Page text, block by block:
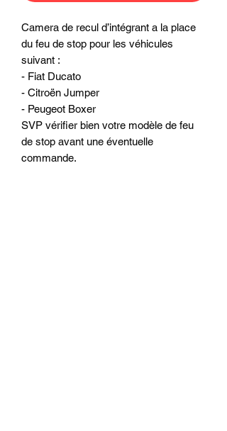
Camera de recul d’intégrant a la place
du feu de stop pour les véhicules
suivant :
- Fiat Ducato
- Citroën Jumper
- Peugeot Boxer
SVP vérifier bien votre modèle de feu
de stop avant une éventuelle
commande.